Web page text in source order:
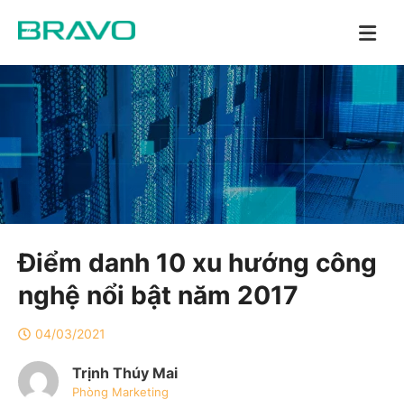
Điểm danh 10 xu hướng công
nghệ nổi bật năm 2017
04/03/2021
Trịnh Thúy Mai
Phòng Marketing